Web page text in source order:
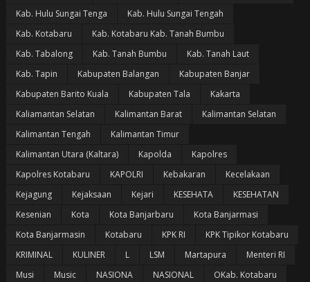
Kab. Hulu Sungai Tenga
Kab. Hulu Sungai Tengah
Kab. Kotabaru
Kab. Kotabaru Kab. Tanah Bumbu
Kab. Tabalong
Kab. Tanah Bumbu
Kab. Tanah Laut
Kab. Tapin
Kabupaten Balangan
Kabupaten Banjar
Kabupaten Barito Kuala
Kabupaten Tala
Kakarta
Kaliamantan Selatan
Kalimantan Barat
Kalimantan Selatan
Kalimantan Tengah
Kalimantan Timur
Kalimantan Utara (Kaltara)
Kapolda
Kapolres
Kapolres Kotabaru
KAPOLRI Kebakaran
Kecelakaan
Kejagung
Kejaksaan Kejari KESEHATA
KESEHATAN
Kesenian
Kota Kota Banjarbaru
Kota Banjarmasi
Kota Banjarmasin
Kotabaru KPK RI
KPK Tipikor Kotabaru
KRIMINAL
KULINER L LSM Martapura
Menteri RI
Musi
Music NASIONA NASIONAL
OKab. Kotabaru